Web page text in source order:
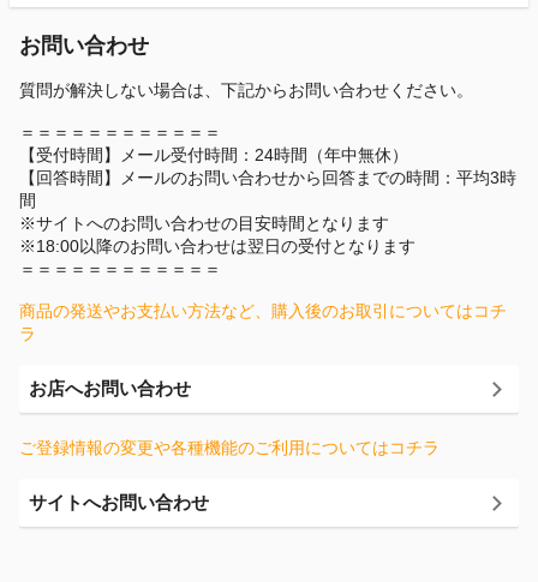
お問い合わせ
質問が解決しない場合は、下記からお問い合わせください。
＝＝＝＝＝＝＝＝＝＝＝＝
【受付時間】メール受付時間：24時間（年中無休）
【回答時間】メールのお問い合わせから回答までの時間：平均3時
間
※サイトへのお問い合わせの目安時間となります
※18:00以降のお問い合わせは翌日の受付となります
＝＝＝＝＝＝＝＝＝＝＝＝
商品の発送やお支払い方法など、購入後のお取引についてはコチ
ラ
お店へお問い合わせ
ご登録情報の変更や各種機能のご利用についてはコチラ
サイトへお問い合わせ